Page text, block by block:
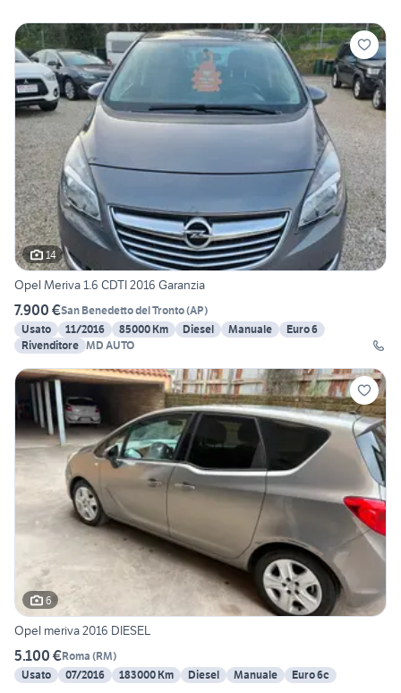
14
Opel Meriva 1.6 CDTI 2016 Garanzia
7.900 €San Benedetto del Tronto(AP)
Usato
11/2016 85000 Km Diesel Manuale
Euro 6
Rivenditore MD AUTO
6
Opel meriva 2016 DIESEL
5.100 €Roma (RM)
Usato
07/2016 183000 Km Diesel Manuale Euro 6c